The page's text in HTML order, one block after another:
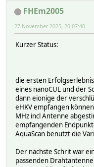
N:STACKABLE ^\*
READINGS:
2025-11-17
2025-11-17
event-on-change-
longids 0
model CUL
rfmode WMBus_C
room System-
verbose 5
FHEm2005
27 November 2025, 20:07:40
Kurzer Status:
die ersten
eines nanoCUL und der
dann eionige der
eHKV empfangen
MHz incl Antenne
empfangenden
AquaScan benutzt die
Der nächste Schrit war
passenden